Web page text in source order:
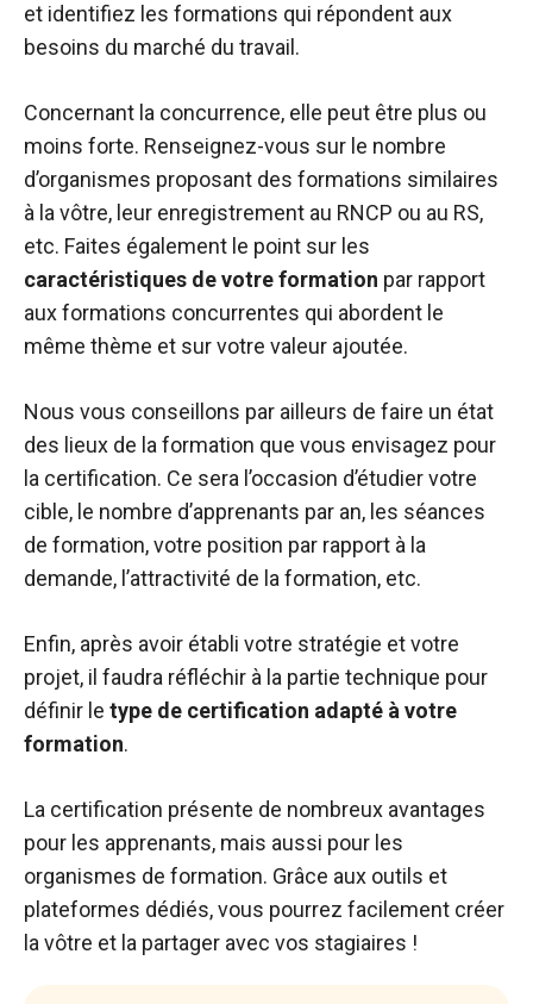
et identifiez les formations qui répondent aux
besoins du marché du travail.
Concernant la concurrence, elle peut être plus ou
moins forte. Renseignez-vous sur le nombre
d’organismes proposant des formations similaires
à la vôtre, leur enregistrement au RNCP ou au RS,
etc. Faites également le point sur les
caractéristiques de votre formation par rapport
aux formations concurrentes qui abordent le
même thème et sur votre valeur ajoutée.
Nous vous conseillons par ailleurs de faire un état
des lieux de la formation que vous envisagez pour
la certification. Ce sera l’occasion d’étudier votre
cible, le nombre d’apprenants par an, les séances
de formation, votre position par rapport à la
demande, l’attractivité de la formation, etc.
Enfin, après avoir établi votre stratégie et votre
projet, il faudra réfléchir à la partie technique pour
définir le type de certification adapté à votre
formation.
La certification présente de nombreux avantages
pour les apprenants, mais aussi pour les
organismes de formation. Grâce aux outils et
plateformes dédiés, vous pourrez facilement créer
la vôtre et la partager avec vos stagiaires !